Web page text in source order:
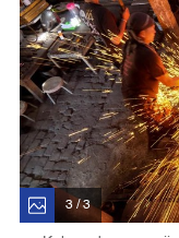
3 / 3